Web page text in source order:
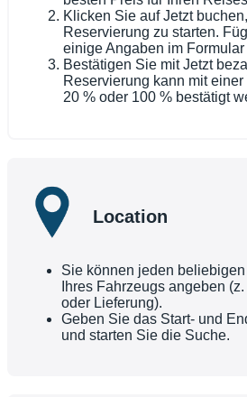
Klicken Sie auf Jetzt
Reservierung zu starten.
einige Angaben im Formular
Bestätigen Sie mit Jetzt
Reservierung kann mit
20 % oder 100 % bestätigt
Location
Sie können jeden
Ihres Fahrzeugs angeben
oder Lieferung).
Geben Sie das Start- und
und starten Sie die Suche.